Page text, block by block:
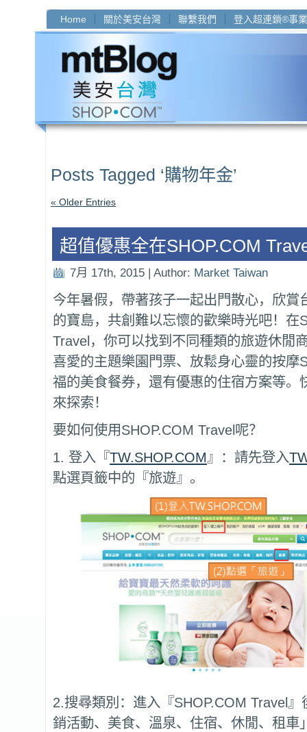
Home 關於美安台灣 聯繫我們 登入超連鎖®事業
Posts Tagged ‘購物年金’
« Older Entries
超值優惠全在SHOP.COM
7月 17th, 2015 | Author: Market Taiwan
今年暑假，帶著孩子一起出門散心，欣賞
的寶島，共創難以忘懷的歡樂時光吧！在
Travel，你可以找到不同種類的旅遊休閒
喜愛的主題樂園門票、放鬆身心靈的按摩
福的美食餐券，還有優惠的住宿方案等。
來探索！
要如何使用SHOP.COM Travel呢？
1. 登入『TW.SHOP.COM』：請先登入
點選頁籤中的『旅遊』。
2.搜尋類別：進入『SHOP.COM Travel
銷活動、美食、溫泉、住宿、休閒、租車